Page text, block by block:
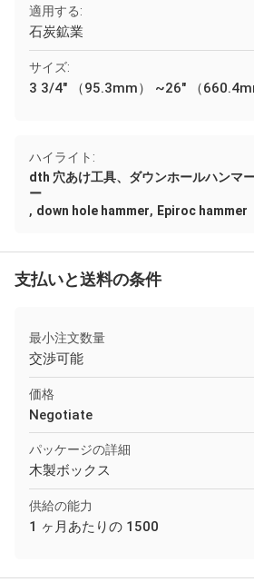
適用する:
石炭鉱業
サイズ:
3 3/4" （95.3mm） ~26" （
ハイライト:
dth 穴あけ工具、ダウンホールハンマ
ー
, down hole hammer, Epiroc hammer
支払いと送料の条件
最小注文数量
交渉可能
価格
Negotiate
パッケージの詳細
木製ボックス
供給の能力
1 ヶ月あたりの 1500